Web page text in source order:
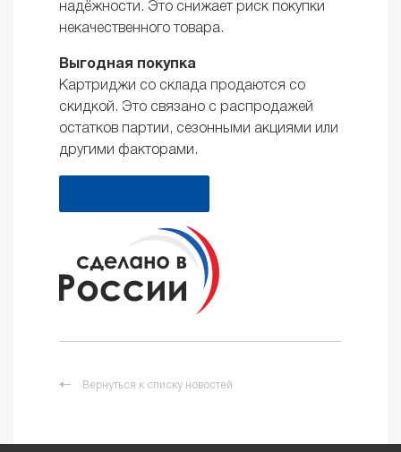
надёжности. Это снижает риск покупки
некачественного товара.
Выгодная покупка
Картриджи со склада продаются со
скидкой. Это связано с распродажей
остатков партии, сезонными акциями или
другими факторами.
Вернуться к списку новостей